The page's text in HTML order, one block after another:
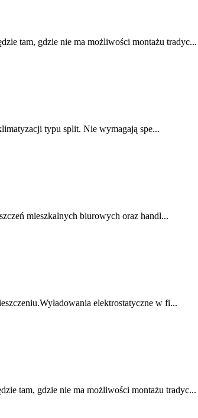
tam, gdzie nie ma możliwości montażu tradyc...
typu split. Nie wymagają spe...
mieszkalnych biurowych oraz handl...
elektrostatyczne w fi...
tam, gdzie nie ma możliwości montażu tradyc...